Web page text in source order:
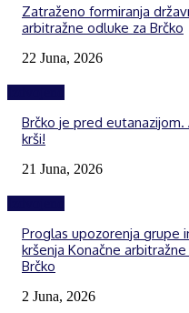
Zatraženo formiranja
arbitražne odluke za Brčko
22 Juna, 2026
Brčko je pred
krši!
21 Juna, 2026
Proglas upozorenja grupe
kršenja Konačne
Brčko
2 Juna, 2026